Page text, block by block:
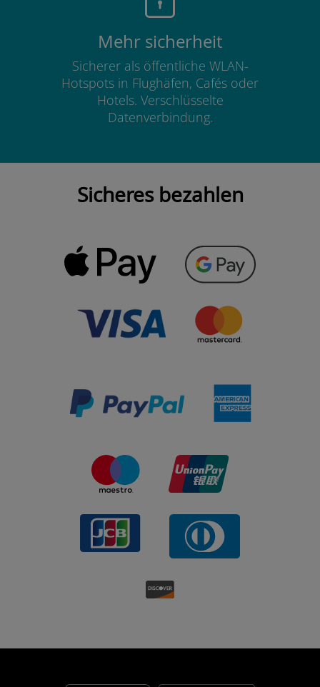
Mehr sicherheit
Sicherer als öffentliche WLAN-
Hotspots in Flughäfen, Cafés oder
Hotels. Verschlüsselte
Datenverbindung.
Sicheres bezahlen